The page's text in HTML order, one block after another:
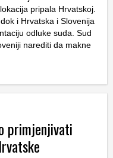
pripala Hrvatskoj.
i Hrvatska i Slovenija
odluke suda. Sud
narediti da makne
primjenjivati